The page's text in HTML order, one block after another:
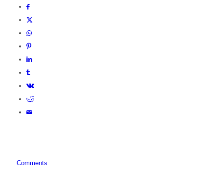
Comments